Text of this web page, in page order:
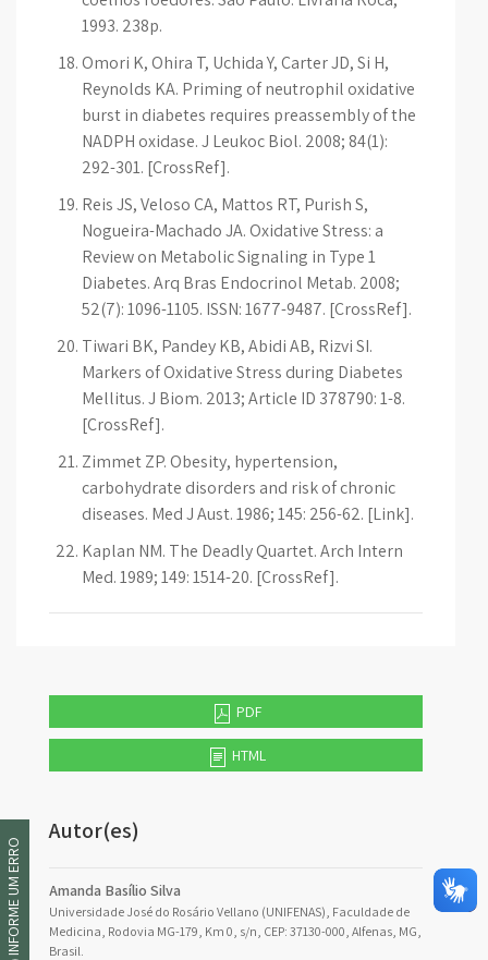
1993. 238p.
Omori K, Ohira T, Uchida Y, Carter JD, Si H,
Reynolds KA. Priming of neutrophil oxidative
burst in diabetes requires preassembly of the
NADPH oxidase. J Leukoc Biol. 2008; 84(1):
292-301. [CrossRef].
Reis JS, Veloso CA, Mattos RT, Purish S,
Nogueira-Machado JA. Oxidative Stress: a
Review on Metabolic Signaling in Type 1
Diabetes. Arq Bras Endocrinol Metab. 2008;
52(7): 1096-1105. ISSN: 1677-9487. [CrossRef].
Tiwari BK, Pandey KB, Abidi AB, Rizvi SI.
Markers of Oxidative Stress during Diabetes
Mellitus. J Biom. 2013; Article ID 378790: 1-8.
[CrossRef].
Zimmet ZP. Obesity, hypertension,
carbohydrate disorders and risk of chronic
diseases. Med J Aust. 1986; 145: 256-62. [Link].
Kaplan NM. The Deadly Quartet. Arch Intern
Med. 1989; 149: 1514-20. [CrossRef].
PDF
HTML
Autor(es)
Amanda Basílio Silva
Universidade José do Rosário Vellano (UNIFENAS), Faculdade de
Medicina, Rodovia MG-179, Km 0, s/n, CEP: 37130-000, Alfenas, MG,
Brasil.
INFORME UM ERRO